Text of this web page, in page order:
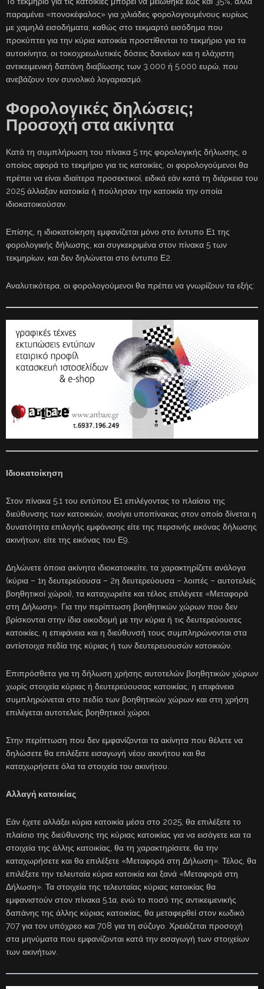
παραμένει «πονοκέφαλος» για χιλιάδες φορολογουμένους κυρίως
με χαμηλά εισοδήματα, καθώς στο τεκμαρτό εισόδημα που
προκύπτει για την κύρια κατοικία προστίθενται το τεκμήριο για τα
αυτοκίνητα, οι τοκοχρεωλυτικές δόσεις δανείων και η ελάχιστη
αντικειμενική δαπάνη διαβίωσης των 3.000 ή 5.000 ευρώ, που
ανεβάζουν τον συνολικό λογαριασμό.
Φορολογικές δηλώσεις;
Προσοχή στα ακίνητα
Κατά τη συμπλήρωση του πίνακα 5 της φορολογικής δήλωσης, ο
οποίος αφορά το τεκμήριο για τις κατοικίες, οι φορολογούμενοι θα
πρέπει να είναι ιδιαίτερα προσεκτικοί, ειδικά εάν κατά τη διάρκεια του
2025 άλλαξαν κατοικία ή πούλησαν την κατοικία την οποία
ιδιοκατοικούσαν.
Επίσης, η ιδιοκατοίκηση εμφανίζεται μόνο στο έντυπο Ε1 της
φορολογικής δήλωσης, και συγκεκριμένα στον πίνακα 5 των
τεκμηρίων, και δεν δηλώνεται στο έντυπο Ε2.
Αναλυτικότερα, οι φορολογούμενοι θα πρέπει να γνωρίζουν τα εξής:
Ιδιοκατοίκηση
Στον πίνακα 5.1 του εντύπου Ε1 επιλέγοντας το πλαίσιο της
διεύθυνσης των κατοικιών, ανοίγει υποπίνακας στον οποίο δίνεται η
δυνατότητα επιλογής εμφάνισης είτε της περσινής εικόνας δήλωσης
ακινήτων, είτε της εικόνας του Ε9.
Δηλώνετε όποια ακίνητα ιδιοκατοικείτε, τα χαρακτηρίζετε ανάλογα
(κύρια – 1η δευτερεύουσα – 2η δευτερεύουσα – λοιπές – αυτοτελείς
βοηθητικοί χώροι), τα καταχωρείτε και τέλος επιλέγετε «Μεταφορά
στη Δήλωση». Για την περίπτωση βοηθητικών χώρων που δεν
βρίσκονται στην ίδια οικοδομή με την κύρια ή τις δευτερεύουσες
κατοικίες, η επιφάνεια και η διεύθυνσή τους συμπληρώνονται στα
αντίστοιχα πεδία της κύριας ή των δευτερευουσών κατοικιών.
Επιπρόσθετα για τη δήλωση χρήσης αυτοτελών βοηθητικών χώρων
χωρίς στοιχεία κύριας ή δευτερεύουσας κατοικίας, η επιφάνεια
συμπληρώνεται στο πεδίο των βοηθητικών χώρων και στη χρήση
επιλέγεται αυτοτελείς βοηθητικοί χώροι.
Στην περίπτωση που δεν εμφανίζονται τα ακίνητα που θέλετε να
δηλώσετε θα επιλέξετε εισαγωγή νέου ακινήτου και θα
καταχωρήσετε όλα τα στοιχεία του ακινήτου.
Αλλαγή κατοικίας
Εάν έχετε αλλάξει κύρια κατοικία μέσα στο 2025, θα επιλέξετε το
πλαίσιο της διεύθυνσης της κύριας κατοικίας για να εισάγετε και τα
στοιχεία της άλλης κατοικίας, θα τη χαρακτηρίσετε, θα την
καταχωρήσετε και θα επιλέξετε «Μεταφορά στη Δήλωση». Τέλος, θα
επιλέξετε την τελευταία κύρια κατοικία και ξανά «Μεταφορά στη
Δήλωση». Τα στοιχεία της τελευταίας κύριας κατοικίας θα
εμφανιστούν στον πίνακα 5.1α, ενώ το ποσό της αντικειμενικής
δαπάνης της άλλης κύριας κατοικίας, θα μεταφερθεί στον κωδικό
707 για τον υπόχρεο και 708 για τη σύζυγο. Χρειάζεται προσοχή
στα μηνύματα που εμφανίζονται κατά την εισαγωγή των στοιχείων
των ακινήτων.